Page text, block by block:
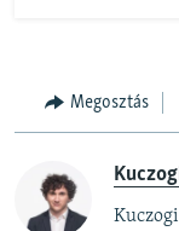
Megosztás